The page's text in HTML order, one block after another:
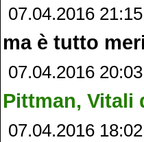
07.04.2016
ma è tutto
07.04.2016
Pittman, Vitali
07.04.2016